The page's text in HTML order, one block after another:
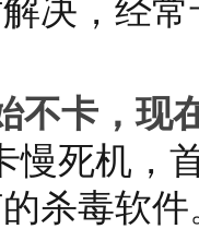
解决，经
不卡，现
慢死机，
杀毒软